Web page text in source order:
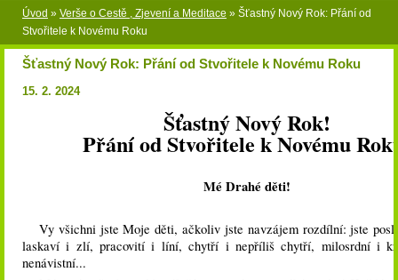
Úvod » Verše o Cestě , Zjevení a Meditace » Šťastný Nový Rok: Přání od
Stvořitele k Novému Roku
Šťastný Nový Rok: Přání od Stvořitele k Novému Roku
15. 2. 2024
Šťastný Nový Rok!
Přání od Stvořitele k Novému
Mé Drahé děti!
Vy všichni jste Moje děti, ačkoliv jste navzájem rozdílní: jste
laskaví i zlí, pracovití i líní, chytří i nepříliš chytří, milosrdní i
nenávistní...